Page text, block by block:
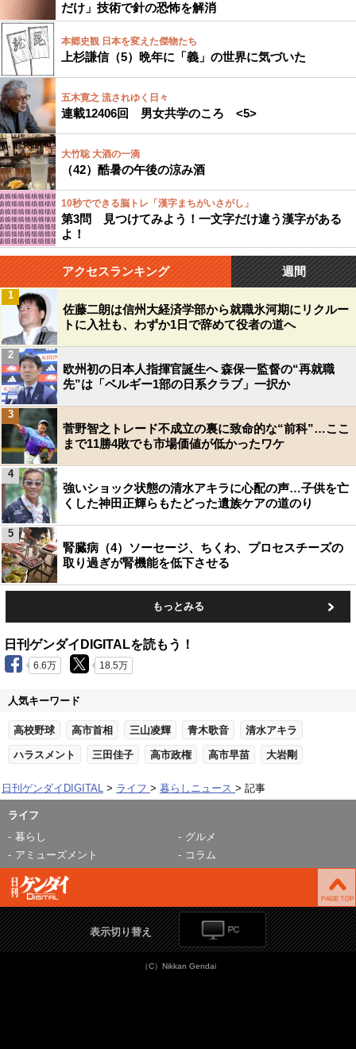
だけ」技術で針の恐怖を解消
本郷史観 日本を変えた傑物たち
上杉謙信（5）晩年に「義」の世界に気づいた
五木寛之 流されゆく日々
連載12406回 男女共学のころ <5>
大竹聡 大酒の一滴
（42）酷暑の午後の涼み酒
10秒でできる脳トレ「漢字まちがいさがし」
第3問 見つけてみよう！一文字だけ違う漢字がある
よ！
アクセスランキング 週間
佐藤二朗は信州大経済学部から就職氷河期にリクルー
トに入社も、わずか1日で辞めて役者の道へ
1
欧州初の日本人指揮官誕生へ 森保一監督の“再就職
先”は「ベルギー1部の日系クラブ」一択か
2
菅野智之トレード不成立の裏に致命的な“前科”…ここ
まで11勝4敗でも市場価値が低かったワケ
3
強いショック状態の清水アキラに心配の声…子供を亡
くした神田正輝らもたどった遺族ケアの道のり
4
腎臓病（4）ソーセージ、ちくわ、プロセスチーズの
取り過ぎが腎機能を低下させる
5
もっとみる
日刊ゲンダイDIGITALを読もう！
6.6万 18.5万
人気キーワード
高校野球 高市首相 三山凌輝 青木歌音 清水アキラ
ハラスメント 三田佳子 高市政権 高市早苗 大岩剛
日刊ゲンダイDIGITAL ライフ 暮らしニュース 記事
ライフ
暮らし
グルメ
アミューズメント
コラム
表示切り替え
（C）Nikkan Gendai